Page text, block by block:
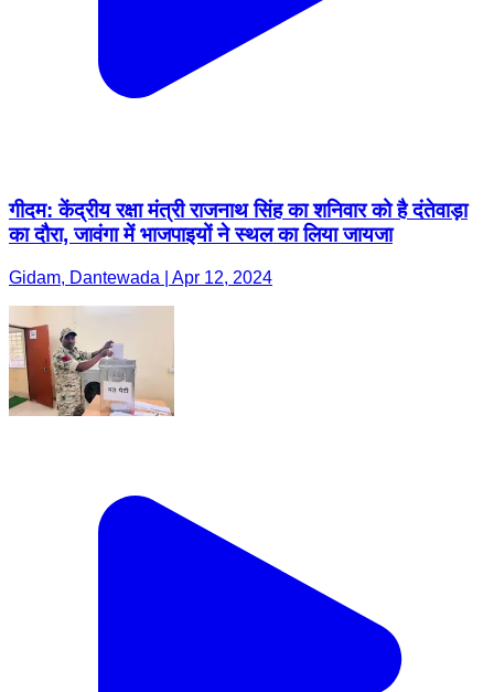
गीदम: केंद्रीय रक्षा मंत्री राजनाथ सिंह का शनिवार को है दंतेवाड़ा
का दौरा, जावंगा में भाजपाइयों ने स्थल का लिया जायजा
Gidam, Dantewada | Apr 12, 2024